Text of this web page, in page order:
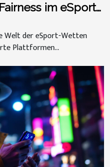
im eSport-
Welt der eSport-Wetten
Plattformen...